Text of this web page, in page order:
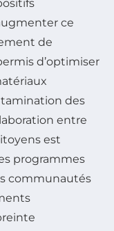
ce
de
d’optimiser
des
entre
est
programmes
communautés